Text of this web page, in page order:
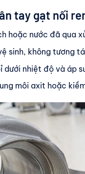
tay gạt nối
hoặc nước đã qua
sinh, không tương
dưới nhiệt độ và áp
môi axit hoặc